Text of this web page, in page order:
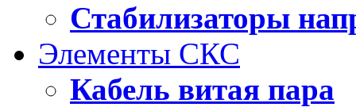
Стабилизаторы
Элементы СКС
Кабель витая пара